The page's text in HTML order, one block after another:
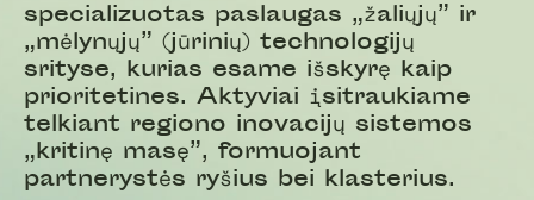
specializuotas paslaugas „žaliųjų” ir
„mėlynųjų” (jūrinių) technologijų
srityse, kurias esame išskyrę kaip
prioritetines. Aktyviai įsitraukiame
telkiant regiono inovacijų sistemos
„kritinę masę”, formuojant
partnerystės ryšius bei klasterius.